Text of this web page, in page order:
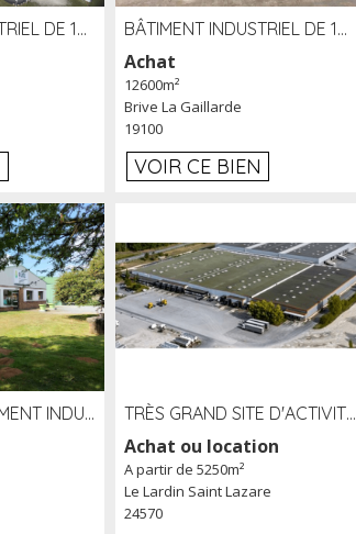
BÂTIMENT INDUSTRIEL DE 15091 M² À VENDRE ZAC DE MADRAZÈS À SARLAT (24) BÂTIMENT INDUSTRIEL DE 12 600 M² À VENDRE À BRIVE (19)
Achat
12600m²
Brive La Gaillarde
19100
VOIR CE BIEN
A VENDRE - BÂTIMENT INDUSTRIEL SUR TERRAIN 1,2 HA PROCHE ÉCHANGEUR A10 - SOUDAN (79) TRÈS GRAND SITE D'ACTIVITÉ DE 40 000 M² EMBRANCHÉ FER AU LARDIN SAINT LAZARE (24) PROCHE A89 À LOUER
Achat ou location
A partir de 5250m²
Le Lardin Saint Lazare
24570